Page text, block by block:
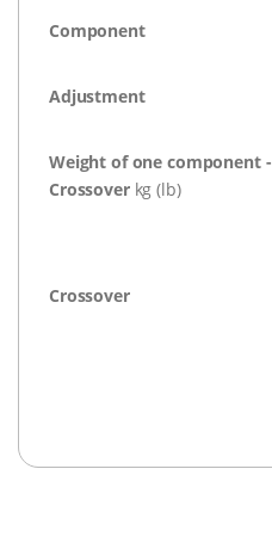
Component
Adjustment
Weight of one component -
Crossoverkg (lb)
Crossover